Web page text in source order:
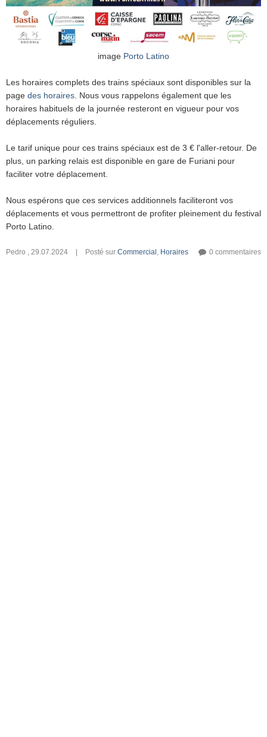
image Porto Latino
Les horaires complets des trains spéciaux sont disponibles sur la
page des horaires . Nous vous rappelons également que les
horaires habituels de la journée resteront en vigueur pour vos
déplacements réguliers.
Le tarif unique pour ces trains spéciaux est de 3 € l'aller-retour. De
plus, un parking relais est disponible en gare de Furiani pour
faciliter votre déplacement.
Nous espérons que ces services additionnels faciliteront vos
déplacements et vous permettront de profiter pleinement du festival
Porto Latino.
Pedro , 29.07.2024 Posté sur Commercial , Horaires 0 commentaires